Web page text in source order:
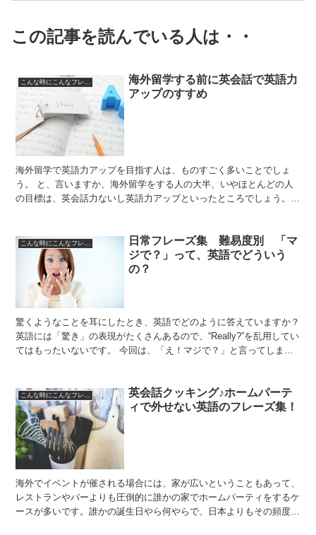
この記事を読んでいる人は・・
こんな時にこんなフレーズ
海外留学する前に英会話で英語力
アップのすすめ
海外留学で英語力アップを目指す人は、ものすごく多いことでしょ
う。 と、言いますか、海外留学をする人の大半、いやほとんどの人
の目標は、英会話力ないし英語力アップといったところでしょう。
日常フレーズ集 難易度別 「マ
ジで？」って、英語でどういう
の？
驚くようなことを耳にしたとき、英語でどのように答えていますか？
英語には「驚き」の表現がたくさんあるので、“Really?”を乱用してい
てはもったいないです。 今回は、「え！マジで？」と言ってしまう
英会話クッキング♪ホームパーテ
ィで外せない英語のフレーズ集！
海外でイベントが催される場合には、家が広いということもあって、
レストランやバーよりも圧倒的に誰かの家でホームパーティをするケ
ースが多いです。誰かの誕生日やら何やらで、日本よりもその頻度は